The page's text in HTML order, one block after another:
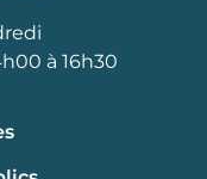
à 16h30